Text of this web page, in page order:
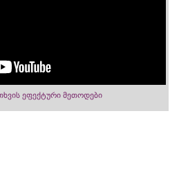
ეფექტური მეთოდები